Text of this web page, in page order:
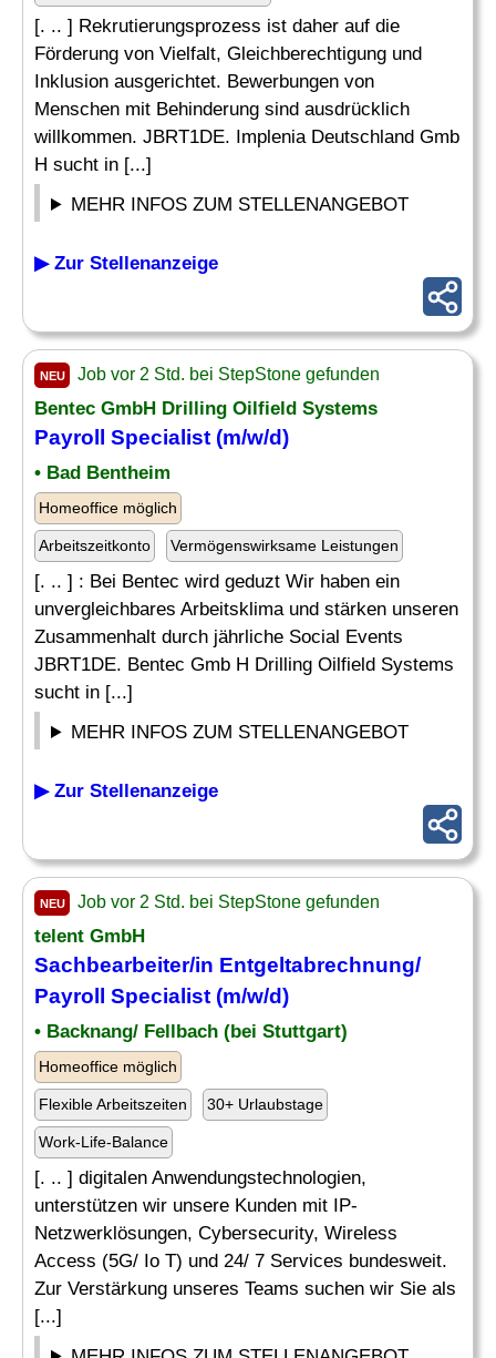
[. .. ] Rekrutierungsprozess ist daher auf die
Förderung von Vielfalt, Gleichberechtigung und
Inklusion ausgerichtet. Bewerbungen von
Menschen mit Behinderung sind ausdrücklich
willkommen. JBRT1DE. Implenia Deutschland Gmb
H sucht in [...]
MEHR INFOS ZUM STELLENANGEBOT
▶ Zur Stellenanzeige
NEU Job vor 2 Std. bei StepStone gefunden
Bentec GmbH Drilling Oilfield Systems
Payroll Specialist (m/w/d)
• Bad Bentheim
Homeoffice möglich
Arbeitszeitkonto Vermögenswirksame Leistungen
[. .. ] : Bei Bentec wird geduzt Wir haben ein
unvergleichbares Arbeitsklima und stärken unseren
Zusammenhalt durch jährliche Social Events
JBRT1DE. Bentec Gmb H Drilling Oilfield Systems
sucht in [...]
MEHR INFOS ZUM STELLENANGEBOT
▶ Zur Stellenanzeige
NEU Job vor 2 Std. bei StepStone gefunden
telent GmbH
Sachbearbeiter/in Entgeltabrechnung/
Payroll Specialist (m/w/d)
• Backnang/ Fellbach (bei Stuttgart)
Homeoffice möglich
Flexible Arbeitszeiten 30+ Urlaubstage
Work-Life-Balance
[. .. ] digitalen Anwendungstechnologien,
unterstützen wir unsere Kunden mit IP-
Netzwerklösungen, Cybersecurity, Wireless
Access (5G/ Io T) und 24/ 7 Services bundesweit.
Zur Verstärkung unseres Teams suchen wir Sie als
[...]